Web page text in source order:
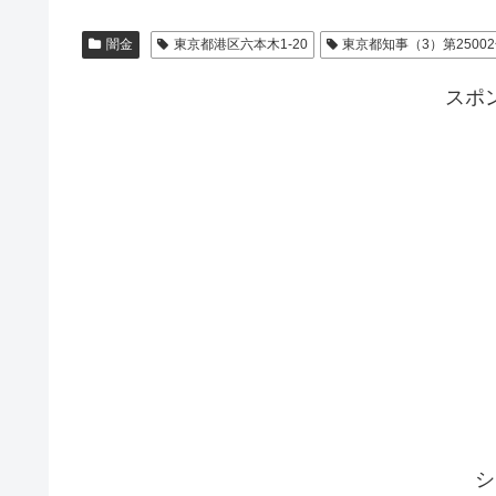
闇金 東京都港区六本木1-20 東京都知事（3）第
スポ